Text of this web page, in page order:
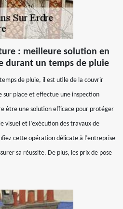
: meilleure solution en
durant un temps de pluie
de pluie, il est utile de la couvrir
sur place et effectue une inspection
être une solution efficace pour protéger
visuel et l’exécution des travaux de
cette opération délicate à l’entreprise
sa réussite. De plus, les prix de pose